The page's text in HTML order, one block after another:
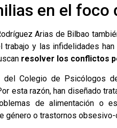
en el foco
Arias de Bilbao
trabajo y las infidelidades
resolver los conflictos
Colegio de Psicólogos
esta razón, han diseñado
de alimentación o
género o trastornos